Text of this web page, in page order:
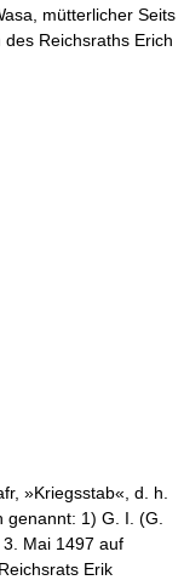
mütterlicher Seits
Reichsraths Erich
»Kriegsstab«, d. h.
genannt: 1) G. I. (G.
Mai 1497 auf
Erik